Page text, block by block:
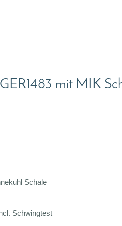
mit MIK
Schale
Schwingtest